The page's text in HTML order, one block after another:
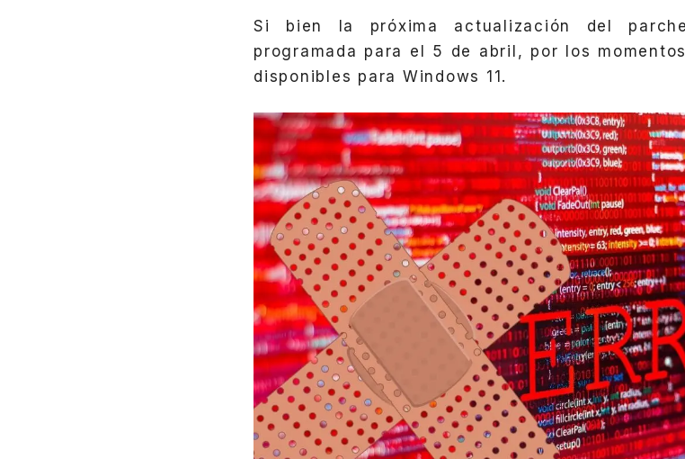
Si bien la próxima actualización del
programada para el 5 de abril, por los
disponibles para Windows 11.